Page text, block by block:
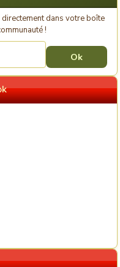
dans votre boîte
!